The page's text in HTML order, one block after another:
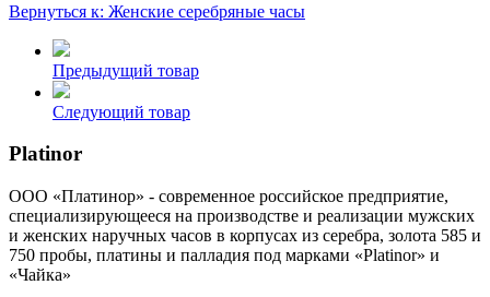
Вернуться к: Женские серебряные часы
Предыдущий товар
Следующий товар
Platinor
ООО «Платинор» - современное российское предприятие,
специализирующееся на производстве и реализации мужских
и женских наручных часов в корпусах из серебра, золота 585 и
750 пробы, платины и палладия под марками «Platinor» и
«Чайка»